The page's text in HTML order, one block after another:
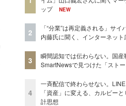
ップ
NEW
2
「“分業”は再定義される」サイ
内藤氏に聞く、インターネッ
3
瞬間認知では伝わらない。国
SmartNewsで見つけた「ストー
4
一斉配信で終わらせない。
「資産」に変える、カルビー
計思想